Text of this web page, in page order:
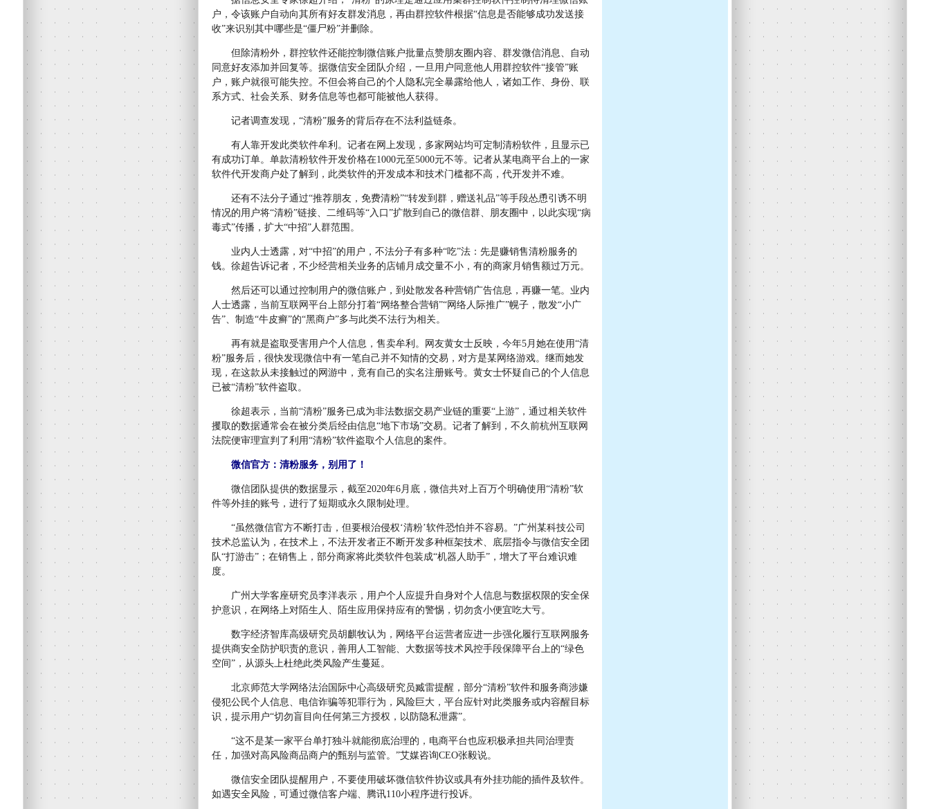
户，令该账户自动向其所有好友群发消息，再由群控软件根据“信息是否能够成功发送接
收”来识别其中哪些是“僵尸粉”并删除。
但除清粉外，群控软件还能控制微信账户批量点赞朋友圈内容、群发微信消息、自动
同意好友添加并回复等。据微信安全团队介绍，一旦用户同意他人用群控软件“接管”账
户，账户就很可能失控。不但会将自己的个人隐私完全暴露给他人，诸如工作、身份、联
系方式、社会关系、财务信息等也都可能被他人获得。
记者调查发现，“清粉”服务的背后存在不法利益链条。
有人靠开发此类软件牟利。记者在网上发现，多家网站均可定制清粉软件，且显示已
有成功订单。单款清粉软件开发价格在1000元至5000元不等。记者从某电商平台上的一家
软件代开发商户处了解到，此类软件的开发成本和技术门槛都不高，代开发并不难。
还有不法分子通过“推荐朋友，免费清粉”“转发到群，赠送礼品”等手段怂恿引诱不明
情况的用户将“清粉”链接、二维码等“入口”扩散到自己的微信群、朋友圈中，以此实现“病
毒式”传播，扩大“中招”人群范围。
业内人士透露，对“中招”的用户，不法分子有多种“吃”法：先是赚销售清粉服务的
钱。徐超告诉记者，不少经营相关业务的店铺月成交量不小，有的商家月销售额过万元。
然后还可以通过控制用户的微信账户，到处散发各种营销广告信息，再赚一笔。业内
人士透露，当前互联网平台上部分打着“网络整合营销”“网络人际推广”幌子，散发“小广
告”、制造“牛皮癣”的“黑商户”多与此类不法行为相关。
再有就是盗取受害用户个人信息，售卖牟利。网友黄女士反映，今年5月她在使用“清
粉”服务后，很快发现微信中有一笔自己并不知情的交易，对方是某网络游戏。继而她发
现，在这款从未接触过的网游中，竟有自己的实名注册账号。黄女士怀疑自己的个人信息
已被“清粉”软件盗取。
徐超表示，当前“清粉”服务已成为非法数据交易产业链的重要“上游”，通过相关软件
攫取的数据通常会在被分类后经由信息“地下市场”交易。记者了解到，不久前杭州互联网
法院便审理宣判了利用“清粉”软件盗取个人信息的案件。
微信官方：清粉服务，别用了！
微信团队提供的数据显示，截至2020年6月底，微信共对上百万个明确使用“清粉”软
件等外挂的账号，进行了短期或永久限制处理。
“虽然微信官方不断打击，但要根治侵权‘清粉’软件恐怕并不容易。”广州某科技公司
技术总监认为，在技术上，不法开发者正不断开发多种框架技术、底层指令与微信安全团
队“打游击”；在销售上，部分商家将此类软件包装成“机器人助手”，增大了平台难识难
度。
广州大学客座研究员李洋表示，用户个人应提升自身对个人信息与数据权限的安全保
护意识，在网络上对陌生人、陌生应用保持应有的警惕，切勿贪小便宜吃大亏。
数字经济智库高级研究员胡麒牧认为，网络平台运营者应进一步强化履行互联网服务
提供商安全防护职责的意识，善用人工智能、大数据等技术风控手段保障平台上的“绿色
空间”，从源头上杜绝此类风险产生蔓延。
北京师范大学网络法治国际中心高级研究员臧雷提醒，部分“清粉”软件和服务商涉嫌
侵犯公民个人信息、电信诈骗等犯罪行为，风险巨大，平台应针对此类服务或内容醒目标
识，提示用户“切勿盲目向任何第三方授权，以防隐私泄露”。
“这不是某一家平台单打独斗就能彻底治理的，电商平台也应积极承担共同治理责
任，加强对高风险商品商户的甄别与监管。”艾媒咨询CEO张毅说。
微信安全团队提醒用户，不要使用破坏微信软件协议或具有外挂功能的插件及软件。
如遇安全风险，可通过微信客户端、腾讯110小程序进行投诉。